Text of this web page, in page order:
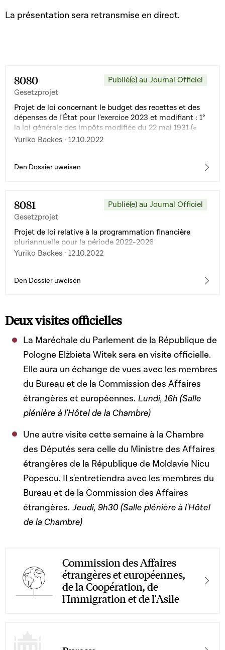
La présentation sera retransmise en direct.
8080
Gesetzprojet
Publié(e) au Journal Officiel
Projet de loi concernant le budget des recettes et des
dépenses de l'État pour l'exercice 2023 et modifiant : 1°
la loi générale des impôts modifiée du 22 mai 1931 («
Abgabenordnung ») ; 2° la loi modifiée du 4 décembre
ajoutée ; 4° la loi modifiée du 21 décembre 1998
source libératoire sur certains intérêts produits par
l'épargne mobilière ; 6° la loi modifiée du 18 décembre
2009 organisant l'aide sociale ; 7° la loi modifiée du 17
décembre 2010 fixant les droits d'accise et les taxes
assimilées sur les produits énergétiques, l'électricité, les
produits de tabacs manufacturés, l'alcool et les boissons
concernant les organismes de placement collectif ; 9° la
développement du logement ; 11° la loi du 30 juillet 2021
Yuriko Backes · 12.10.2022
Den Dossier uweisen
8081
Gesetzprojet
Publié(e) au Journal Officiel
Projet de loi relative à la programmation financière
pluriannuelle pour la période 2022-2026
Yuriko Backes · 12.10.2022
Den Dossier uweisen
Deux visites officielles
La Maréchale du Parlement de la République de
Pologne Elżbieta Witek sera en visite officielle.
Elle aura un échange de vues avec les membres
du Bureau et de la Commission des Affaires
étrangères et européennes. Lundi, 16h (Salle
plénière à l'Hôtel de la Chambre)
Une autre visite cette semaine à la Chambre
des Députés sera celle du Ministre des Affaires
étrangères de la République de Moldavie Nicu
Popescu. Il s'entretiendra avec les membres du
Bureau et de la Commission des Affaires
étrangères. Jeudi, 9h30 (Salle plénière à l'Hôtel
de la Chambre)
Commission des Affaires
étrangères et européennes,
de la Coopération, de
l'Immigration et de l'Asile